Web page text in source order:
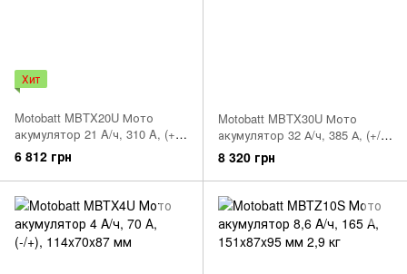
Хит
Motobatt MBTX20U Мото
акумулятор 21 A/ч, 310 A, (+/-)
(-/+), 175x87x155 мм
6 812 грн
Motobatt MBTX30U Мото
акумулятор 32 А/ч, 385 А, (+/-)
(-/+), 166х126х175 мм
8 320 грн